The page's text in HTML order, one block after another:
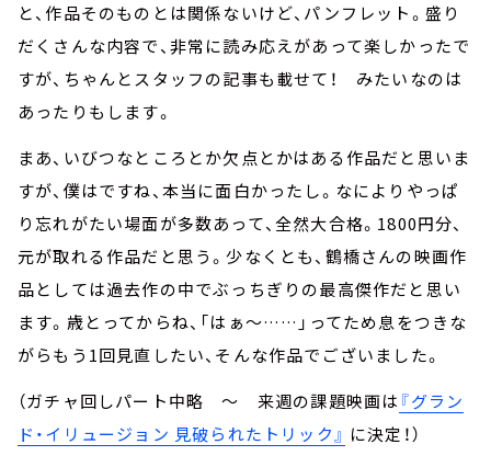
と、作品そのものとは関係ないけど、パンフレット。盛り
だくさんな内容で、非常に読み応えがあって楽しかったで
すが、ちゃんとスタッフの記事も載せて！ みたいなのは
あったりもします。
まあ、いびつなところとか欠点とかはある作品だと思いま
すが、僕はですね、本当に面白かったし。なによりやっぱ
り忘れがたい場面が多数あって、全然大合格。1800円分、
元が取れる作品だと思う。少なくとも、鶴橋さんの映画作
品としては過去作の中でぶっちぎりの最高傑作だと思い
ます。歳とってからね、「はぁ～……」ってため息をつきな
がらもう1回見直したい、そんな作品でございました。
（ガチャ回しパート中略 ～ 来週の課題映画は 『グラン
ド・イリュージョン 見破られたトリック』 に決定！）